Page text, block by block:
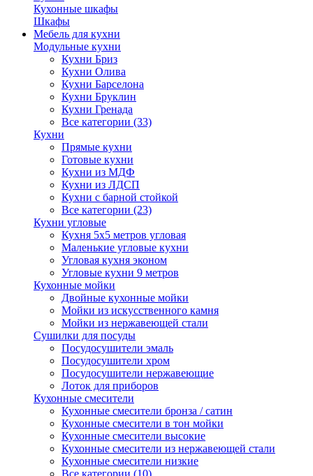
Кухонные шкафы
Шкафы
Мебель для кухни
Модульные кухни
Кухни Бриз
Кухни Олива
Кухни Барселона
Кухни Бруклин
Кухни Гренада
Все категории (33)
Кухни
Прямые кухни
Готовые кухни
Кухни из МДФ
Кухни из ЛДСП
Кухни с барной стойкой
Все категории (23)
Кухни угловые
Кухня 5х5 метров угловая
Маленькие угловые кухни
Угловая кухня эконом
Угловые кухни 9 метров
Кухонные мойки
Двойные кухонные мойки
Мойки из искусственного камня
Мойки из нержавеющей стали
Сушилки для посуды
Посудосушители эмаль
Посудосушители хром
Посудосушители нержавеющие
Лоток для приборов
Кухонные смесители
Кухонные смесители бронза / сатин
Кухонные смесители в тон мойки
Кухонные смесители высокие
Кухонные смесители из нержавеющей стали
Кухонные смесители низкие
Все категории (10)